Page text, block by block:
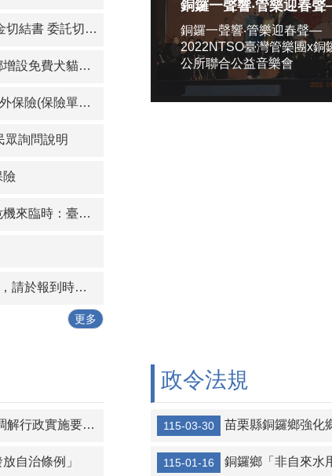
明
書 委託切結書
及晶片注射活動場次
第15GPA0000035)
眾詢問說明
險
，已於114年9月16日公布
本所2樓人事室辦理報到
更多
銅鑼一聲響‧管樂迎春聲—
2022NTSO臺灣管樂團x銅
公所聯合公益音樂會
點，並自即日生效，請查照。
自治條例」
政令法規
115-03-30 苗栗縣銅鑼鄉強化鄉
115-01-16 銅鑼鄉「非自來水用